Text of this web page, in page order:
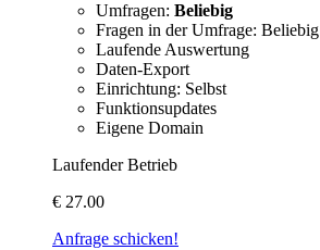
Umfragen: Beliebig
Fragen in der Umfrage: Beliebig
Laufende Auswertung
Daten-Export
Einrichtung: Selbst
Funktionsupdates
Eigene Domain
Laufender Betrieb
€ 27.00
Anfrage schicken!